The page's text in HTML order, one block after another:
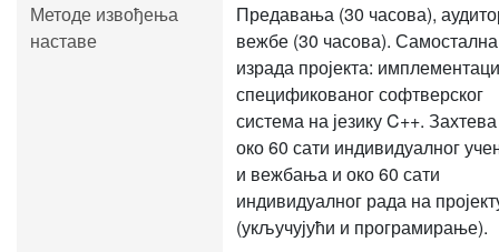
Методе извођења
наставе
Предавања (30 часова),
вежбе (30 часова). Самостална
израда пројекта:
спецификованог софтверског
система на језику C++. Захтева
око 60 сати индивидуалног
и вежбања и око 60 сати
индивидуалног рада на
(укључујући и програмирање).